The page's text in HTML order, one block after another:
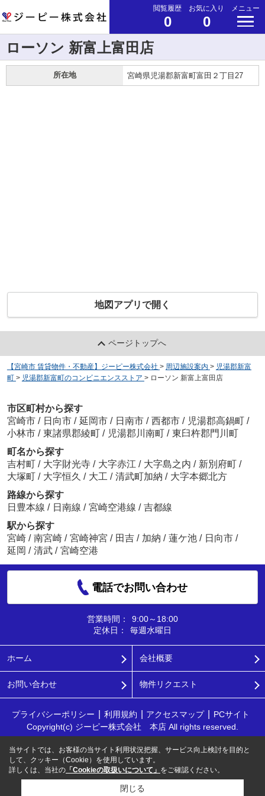
閲覧履歴
0
お気に入り
0
メニュー
ローソン 新富上富田店
所在地 宮崎県児湯郡新富町富田２丁目27
地図アプリで開く
ページトップへ
【宮崎市 賃貸物件・不動産】ジーピー株式会社 > 周辺施設案内 > 児湯郡新富
町 > 児湯郡新富町のコンビニエンスストア > ローソン 新富上富田店
市区町村から探す
宮崎市 / 日向市 / 延岡市 / 日南市 / 西都市 / 児湯郡高鍋町 /
小林市 / 東諸県郡綾町 / 児湯郡川南町 / 東臼杵郡門川町
町名から探す
吉村町 / 大字財光寺 / 大字赤江 / 大字島之内 / 新別府町 /
大塚町 / 大字恒久 / 大工 / 清武町加納 / 大字本郷北方
路線から探す
日豊本線 / 日南線 / 宮崎空港線 / 吉都線
駅から探す
宮崎 / 南宮崎 / 宮崎神宮 / 田吉 / 加納 / 蓮ケ池 / 日向市 /
延岡 / 清武 / 宮崎空港
電話でお問い合わせ
営業時間：
9:00～18:00
定休日：
毎週水曜日
ホーム 会社概要
お問い合わせ 物件リクエスト
プライバシーポリシー 利用規約 アクセスマップ
PCサイト
Copyright(c) ジーピー株式会社 本店 All rights reserved.
当サイトでは、お客様の当サイト利用状況把握、サービス向上検討を目的と
して、クッキー（Cookie）を使用しています。
詳しくは、当社の 「Cookieの取扱いについて」 をご確認ください。
閉じる